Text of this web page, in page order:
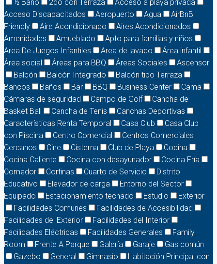
½ Baño 2do con Terraza
Acceso a playa privada
Acceso Discapacitados
Aeropuerto Agua
AirBnB
Friendly
Aire Acondicionado
Aires Acondicionados
Amenidades
Amueblado
Apto para familias y niños
Area De Juegos Infantiles
Area de lavado
Área infantil
Área social
Áreas para BBQ Áreas Sociales
Ascensor
Balcón
Balcón Integrado
Balcón tipo Terraza
Bancos
Baños Bar BBQ Business Center
Cama
Cámaras de seguridad
Campo de Golf
Cancha de
Basket Ball
Cancha de Tenis
Canchas Deportivas
Características Renta Temporal
Casa Club
Casa Club
con Piscina
Centro Comercial
Centros Comerciales
Cercanos
Cine Cisterna Club de Playa
Cocina
Cocina Caliente
Cocina con desayunador
Cocina Fría
Comedor
Cortinas Cuarto de Servicio
Distrito
Educativo
Elevador de carga
Entorno del Sector
Equipado
Estacionamiento techado Estudio
Exterior
Facilidades Comunes
Facilidades de Accesibilidad
Facilidades del Exterior
Facilidades del Interior
Facilidades Eléctricas
Facilidades Generales
Family
Room
Frente A Parque Galería Garaje
Gas común
Gazebo
General Gimnasio
Habitación Principal con